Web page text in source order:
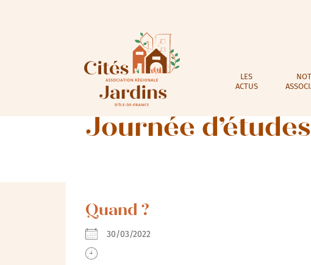
LES
ACTUS
Journée
Quand ?
30/03/2022